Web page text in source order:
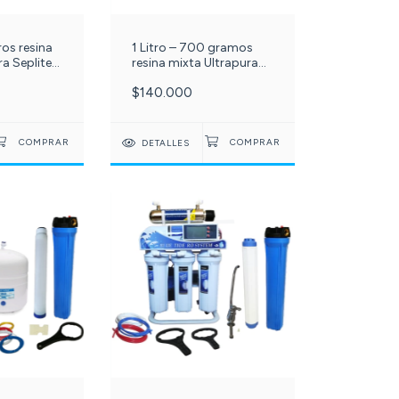
resina
Seplite
1 Litro – 700 gramos
resina mixta Ultrapura
$140.000
DETALLES